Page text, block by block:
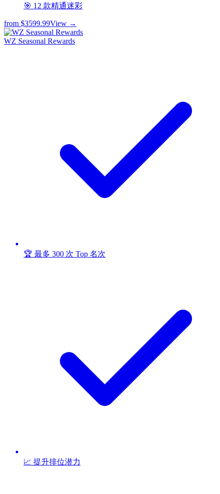
🎯 12 款精通迷彩
from $3599.99View →
WZ Seasonal Rewards
🏆 最多 300 次 Top 名次
📈 提升排位潜力